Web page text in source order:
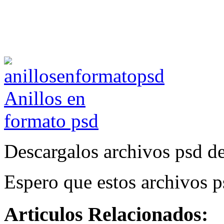
Descargalos archivos psd
Espero que estos archivos
Articulos Relacionados: